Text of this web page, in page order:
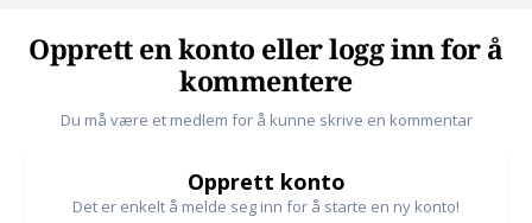
Opprett en konto eller logg inn for å
kommentere
Du må være et medlem for å kunne skrive en kommentar
Opprett konto
Det er enkelt å melde seg inn for å starte en ny konto!